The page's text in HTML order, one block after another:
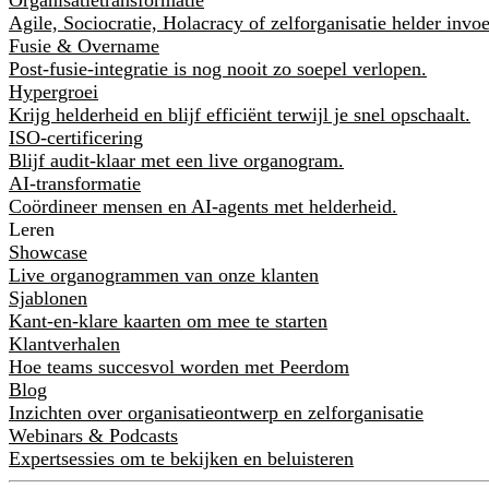
Agile, Sociocratie, Holacracy of zelforganisatie helder
Fusie & Overname
Post-fusie-integratie is nog nooit zo soepel verlopen.
Hypergroei
Krijg helderheid en blijf efficiënt terwijl je snel opschaalt.
ISO-certificering
Blijf audit-klaar met een live organogram.
AI-transformatie
Coördineer mensen en AI-agents met helderheid.
Leren
Showcase
Live organogrammen van onze klanten
Sjablonen
Kant-en-klare kaarten om mee te starten
Klantverhalen
Hoe teams succesvol worden met Peerdom
Blog
Inzichten over organisatieontwerp en zelforganisatie
Webinars & Podcasts
Expertsessies om te bekijken en beluisteren